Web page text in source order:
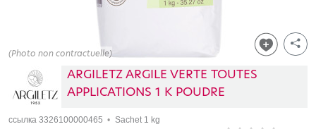
Добавить
(Photo non contractuelle)
ARGILETZ ARGILE VERTE TOUTES
APPLICATIONS 1 K POUDRE
ссылка 3326100000465 Sachet 1 kg